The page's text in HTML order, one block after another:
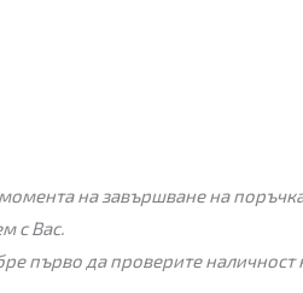
на завършване на
с Вас.
първо да проверите наличност